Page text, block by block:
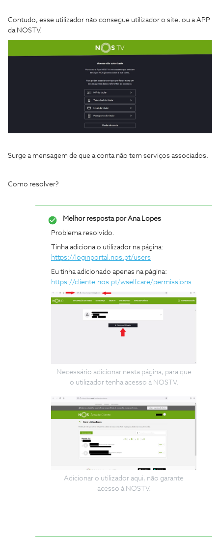
Contudo, esse utilizador não consegue utilizador o site, ou a APP
da NOSTV.
Surge a mensagem de que a conta não tem serviços associados.
Como resolver?
Melhor resposta porAna Lopes
Problema resolvido.
Tinha adiciona o utilizador na página:
https://loginportal.nos.pt/users
Eu tinha adicionado apenas na página:
https://cliente.nos.pt/wselfcare/permissions
Necessário adicionar nesta página, para que
o utilizador tenha acesso à NOSTV.
Adicionar o utilizador aqui, não garante
acesso à NOSTV.